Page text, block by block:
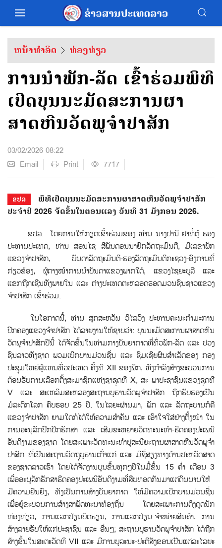
ຫນ້າທຳອິດ ທ່ອງທ່ຽວ
ການນຳພັກ-ລັດ ເຂົ້າຮ່ວມພິທີ
ເປີດບຸນນະມັດສະການຜາ
ສາດຫີນວັດພູຈຳປາສັກ
03/02/2026 08:22
Email
Print 7717
ຂປລ
ພິທີເປີດບຸນນະມັດສະການຜາສາດຫີນວັດພູຈໍາປາສັກ
ປະຈໍາປີ 2026 ຈັດຂຶ້ນໃນຕອນແລງ ວັນທີ 31 ມັງກອນ 2026.
ຂປລ. ໂດຍການໃຫ້ກຽດເຂົ້າຮ່ວມຂອງ ທ່ານ ນາງປານີ ຢາທໍ່ຕູ້ ຮອງ
ປະທານປະເທດ, ທ່ານ ສອນໄຊ ສີພັນດອນນາຍົກລັດຖະມົນຕີ, ມີເລຂາພັກ
ແຂວງຈຳປາສັກ, ບັນດາລັດຖະມົນຕີ-ຮອງລັດຖະມົນຕີກະຊວງ-ອົງການທີ່
ກ່ຽວຂ້ອງ, ຜູ້ຕາງໜ້າການນຳບັນດາແຂວງພາກໃຕ້, ແຂວງໄຊຍະບູລີ ແລະ
ແຂກຖືກເຊີນທັງພາຍໃນ ແລະ ຕ່າງປະເທດຕະຫລອດຮອດມວນຊົນຊາວແຂວງ
ຈຳປາສັກ ເຂົ້າຮ່ວມ.
ໃນໂອກາດນີ້, ທ່ານ ສຸກສະຫວັນ ວິໄລວົງ ປະທານຄະນະກຳມະການ
ປົກຄອງແຂວງຈຳປາສັກ ໄດ້ລາຍງານໃຫ້ຊາບວ່າ: ບຸນນະມັດສະການຜາສາດຫີນ
ວັດພູຈໍາປາສັກປີນີ້ ໄດ້ຈັດຂຶ້ນໃນທ່າມກາງບັນຍາກາດທີ່ທົ່ວພັກ-ລັດ ແລະ ປວງ
ຊົນລາວທັງຊາດ ພວມເບີກບານມ່ວນຊື່ນ ແລະ ຊົມເຊີຍຜົນສຳເລັດຂອງ ກອງ
ປະຊຸມໃຫຍ່ຜູ້ແທນທົ່ວປະເທດ ຄັ້ງທີ XII ຂອງພັກ, ທັງກໍາລັງສ້າງຂະບວນການ
ຕ້ອນຮັບການເລືອກຕັ້ງສະມາຊິກແຫ່ງຊາຊຸດທີ X, ສະ ພາປະຊາຊົນແຂວງຊຸດທີ
V ແລະ ສະເຫລີມສະຫລອງສະຖານບູຮານວັດພູຈໍາປາສັກ ຖືກຮັບຮອງເປັນ
ມໍລະດົກໂລກ ຄົບຮອບ 25 ປີ. ໃນໄລຍະຜ່ານມາ, ພັກ ແລະ ລັດຖະບານກໍຄື
ແຂວງຈຳປາສັກ ຍາມໃດກໍໄດ້ໃຫ້ຄວາມສຳຄັນ ແລະ ເອົາໃຈໃສ່ຢ່າງຕັ້ງໜ້າ ໃນ
ການອະນຸລັກປົກປັກຮັກສາ ແລະ ເສີມຂະຫຍາຍວັດທະນະທຳ-ຮີດຄອງປະເພນີ
ອັນດີງາມຂອງຊາດ ໂດຍສະເພາະວັດທະນະທຳປູສະນີຍະຖານຜາສາດຫີນວັດພູຈຳ
ປາສັກ ທີ່ເປັນສະຖານວັດຖຸບູຮານເກົ່າແກ່ ແລະ ມີຊື່ສຽງທາງດ້ານປະຫວັດສາດ
ຂອງຊາດລາວເຮົາ ໂດຍໄດ້ຈັດງານບຸນຂຶ້ນທຸກໆປີໃນມື້ຂຶ້ນ 15 ຄໍ່າ ເດືອນ 3
ເພື່ອອະນຸລັກຮັກສາຮີດຄອງປະເພນີອັນດີງາມທີ່ສືບທອດກັນມາແຕ່ດົນນານໃຫ້
ມີຄວາມຍືນຍົງ, ທັງເປັນການສ້າງບັນຍາກາດ ໃຫ້ມີຄວາມເບີກບານມ່ວນຊື່ນ
ເພື່ອຍູ້ຂະບວນການສ້າງສາພັດທະນາທ້ອງຖິ່ນ ໂດຍສະເພາະການດຶງດູດນັກ
ທ່ອງທ່ຽວ, ການແລກປ່ຽນບົດຮຽນ, ການແລກປ່ຽນ-ຈໍາໜ່າຍສິນຄ້າ, ການ
ສ້າງລາຍຮັບໃຫ້ແກ່ປະຊາຊົນ ແລະ ອື່ນໆ; ສະຖານບູຮານວັດພູຈໍາປາສັກ ໄດ້ຖືກ
ສ້າງຂຶ້ນໃນສະຕະວັດທີ VII ແລະ ມີການບູລະນະ-ປະຕິສັງຂອນເປັນແຕ່ລະໄລຍະ